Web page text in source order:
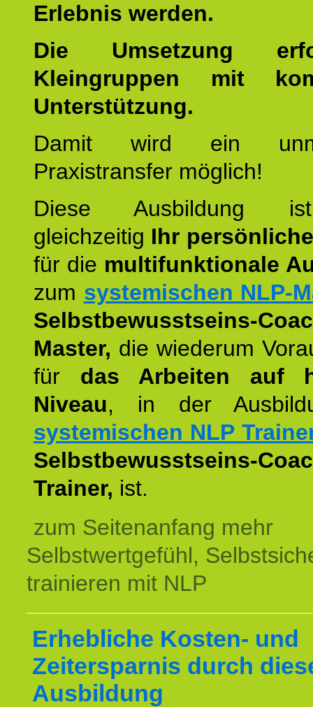
Erlebnis werden.
Die Umsetzung
Kleingruppen mit
Unterstützung.
Damit wird ein
Praxistransfer möglich!
Diese Ausbildung
gleichzeitig Ihr
für die multifunktionale
zum systemischen NLP-
Selbstbewusstseins-
Master, die wiederum
für das Arbeiten auf
Niveau, in der
systemischen NLP
Selbstbewusstseins-
Trainer, ist.
zum Seitenanfang mehr
Selbstwertgefühl,
trainieren mit NLP
Erhebliche Kosten- und
Zeitersparnis durch
Ausbildung